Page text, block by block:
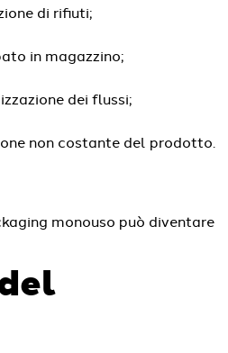
di rifiuti;
in magazzino;
dei flussi;
non costante del prodotto.
monouso può diventare